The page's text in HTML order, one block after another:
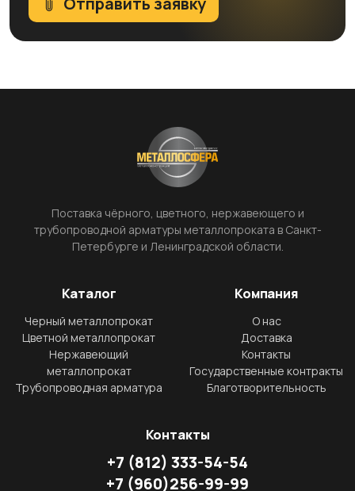
Поставка чёрного, цветного, нержавеющего и
трубопроводной арматуры металлопроката в Санкт-
Петербурге и Ленинградской области.
Каталог
Черный металлопрокат
Цветной металлопрокат
Нержавеющий
металлопрокат
Трубопроводная арматура
Компания
О нас
Доставка
Контакты
Государственные контракты
Благотворительность
Контакты
+7 (812) 333-54-54
+7 (960)256-99-99